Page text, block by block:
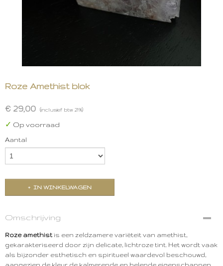
Roze Amethist blok
€ 29,00 (inclusief btw 21%)
✓ Op voorraad
Aantal
IN WINKELWAGEN
Omschrijving
Roze amethistis een zeldzamere variëteit van amethist,
gekarakteriseerd door zijn delicate, lichtroze tint. Het wordt vaak
als bijzonder esthetisch en spiritueel waardevol beschouwd,